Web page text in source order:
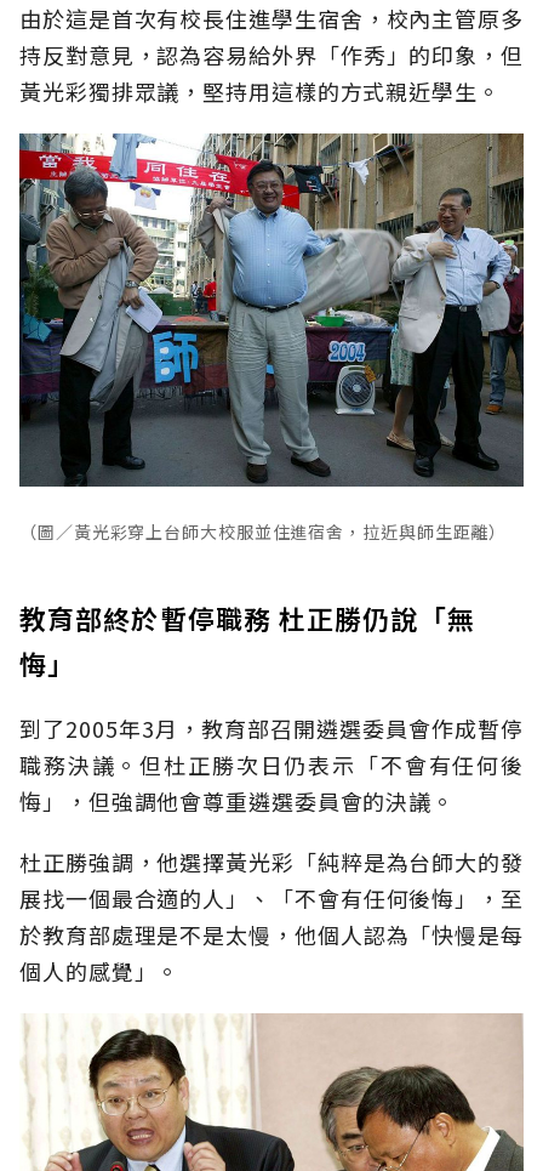
由於這是首次有校長住進學生宿舍，校內主管原多
持反對意見，認為容易給外界「作秀」的印象，但
黃光彩獨排眾議，堅持用這樣的方式親近學生。
（圖／黃光彩穿上台師大校服並住進宿舍，拉近與師生距離）
教育部終於暫停職務 杜正勝仍說「無
悔」
到了2005年3月，教育部召開遴選委員會作成暫停
職務決議。但杜正勝次日仍表示「不會有任何後
悔」，但強調他會尊重遴選委員會的決議。
杜正勝強調，他選擇黃光彩「純粹是為台師大的發
展找一個最合適的人」、「不會有任何後悔」，至
於教育部處理是不是太慢，他個人認為「快慢是每
個人的感覺」。